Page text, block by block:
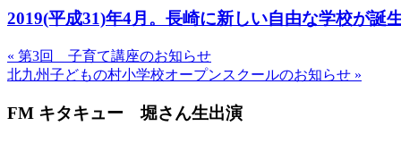
2019(平成31)年4月。長崎に新しい自由な学校が誕
« 第3回 子育て講座のお知らせ
北九州子どもの村小学校オープンスクールのお知らせ »
FM キタキュー 堀さん生出演